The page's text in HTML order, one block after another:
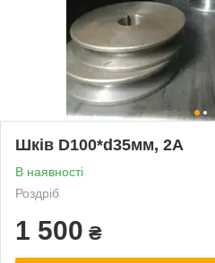
Шків D100*d35мм, 2А
В наявності
Роздріб
1 500 ₴